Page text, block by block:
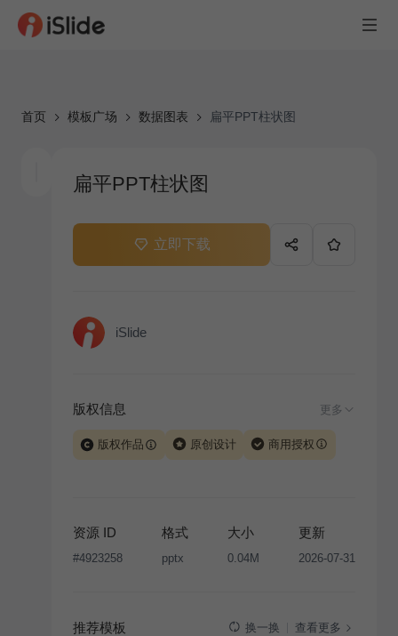
首页 模板广场 数据图表 扁平PPT柱状图
扁平PPT柱状图
立即下载
iSlide
版权信息 更多
版权作品 原创设计 商用授权
版权声明
条款，禁止任何形式的转让、出售或出租，未
经投权许可任何人不得擅自转载和分发，否则将接照我
资源 ID
#4923258
格式
pptx
大小
0.04M
更新
2026-07-31
推荐模板 换一换 查看更多